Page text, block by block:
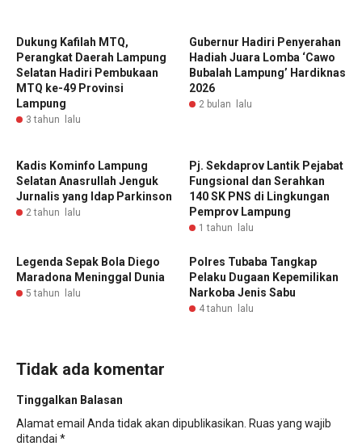
Dukung Kafilah MTQ,
Perangkat Daerah Lampung
Selatan Hadiri Pembukaan
MTQ ke-49 Provinsi
Lampung
3 tahun lalu
Gubernur Hadiri Penyerahan
Hadiah Juara Lomba ‘Cawo
Bubalah Lampung’ Hardiknas
2026
2 bulan lalu
Kadis Kominfo Lampung
Selatan Anasrullah Jenguk
Jurnalis yang Idap Parkinson
2 tahun lalu
Pj. Sekdaprov Lantik Pejabat
Fungsional dan Serahkan
140 SK PNS di Lingkungan
Pemprov Lampung
1 tahun lalu
Legenda Sepak Bola Diego
Maradona Meninggal Dunia
5 tahun lalu
Polres Tubaba Tangkap
Pelaku Dugaan Kepemilikan
Narkoba Jenis Sabu
4 tahun lalu
Tidak ada komentar
Tinggalkan Balasan
Alamat email Anda tidak akan dipublikasikan. Ruas yang wajib
ditandai *